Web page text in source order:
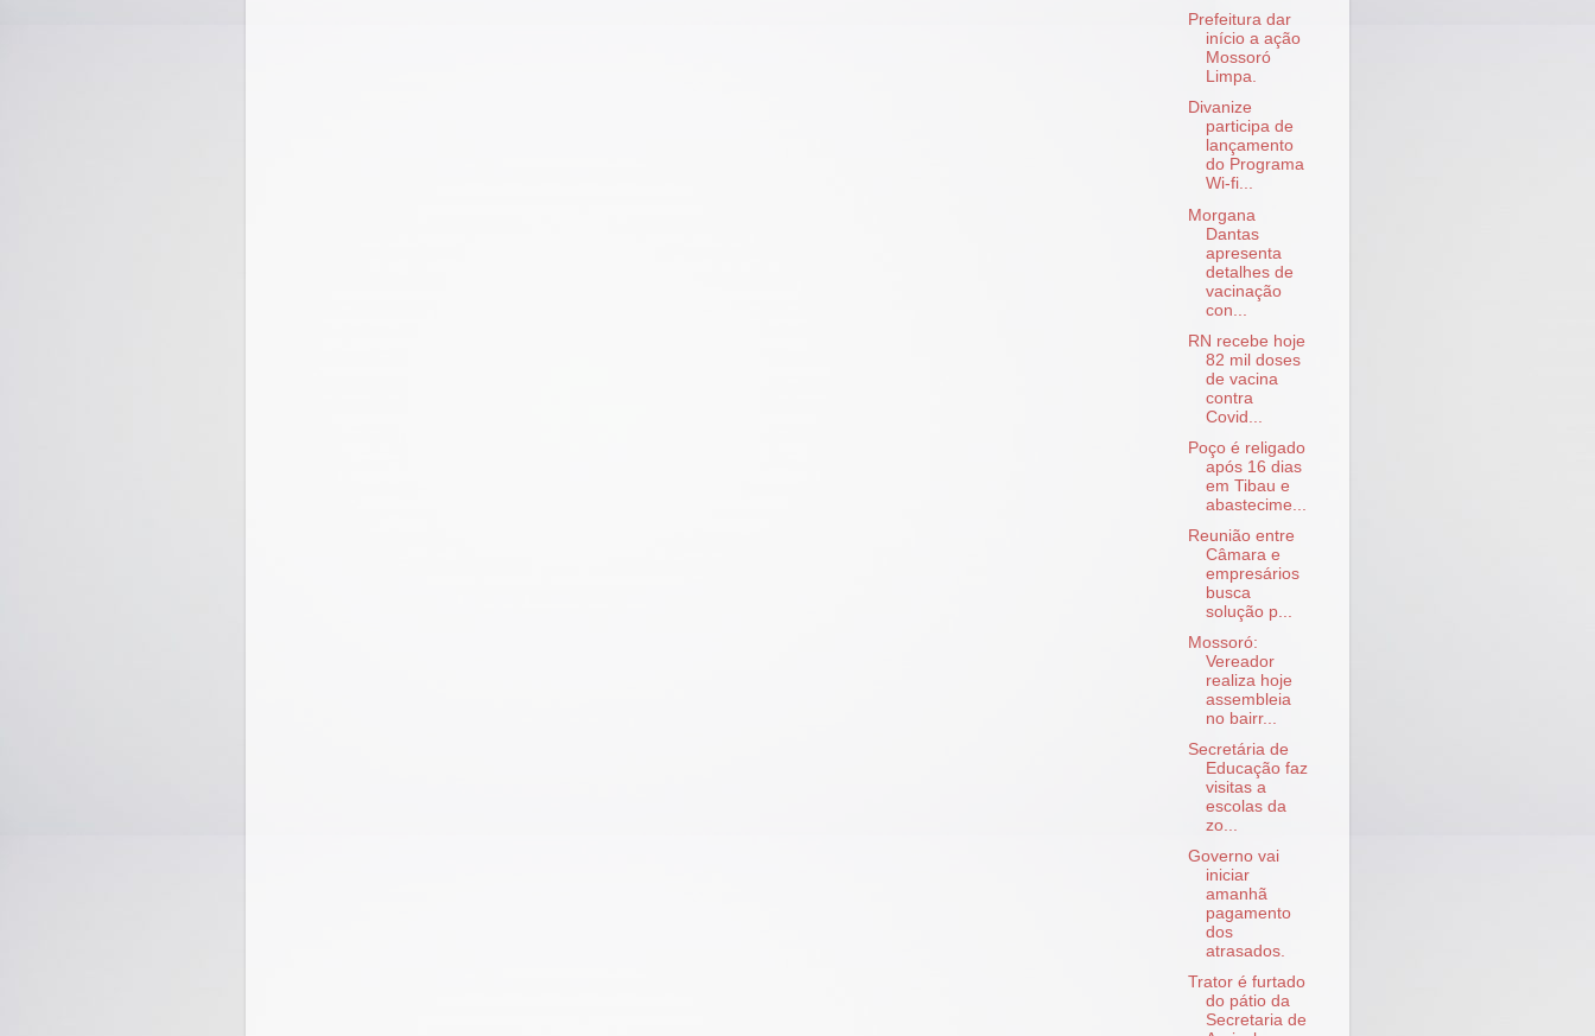
Prefeitura dar
início a ação
Mossoró
Limpa.
Divanize
participa de
lançamento
do Programa
Wi-fi...
Morgana
Dantas
apresenta
detalhes de
vacinação
con...
RN recebe hoje
82 mil doses
de vacina
contra
Covid...
Poço é religado
após 16 dias
em Tibau e
abastecime...
Reunião entre
Câmara e
empresários
busca
solução p...
Mossoró:
Vereador
realiza hoje
assembleia
no bairr...
Secretária de
Educação faz
visitas a
escolas da
zo...
Governo vai
iniciar
amanhã
pagamento
dos
atrasados.
Trator é furtado
do pátio da
Secretaria de